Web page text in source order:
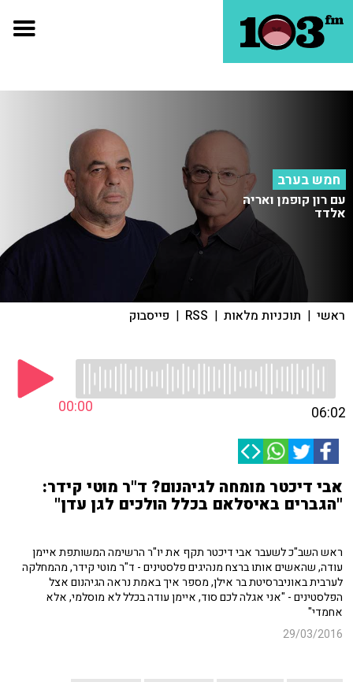
חמש בערב
עם רון קופמן ואריה
אלדד
ראשי | תוכניות מלאות |
RSS
| פייסבוק
00:00 06:02
אבי דיכטר מומחה לגיהנום? ד"ר מוטי קידר:
"הגברים באיסלאם בכלל הולכים לגן עדן"
ראש השב"כ לשעבר אבי דיכטר תקף את יו"ר הרשימה המשותפת איימן
עודה, שהאשים אותו ברצח מנהיגים פלסטינים - ד"ר מוטי קידר, מהמחלקה
לערבית באוניברסיטת בר אילן, מספר איך באמת נראה הגיהנום אצל
הפלסטינים - "אני אגלה לכם סוד, איימן עודה בכלל לא מוסלמי, אלא
אחמדי"
29/03/2016